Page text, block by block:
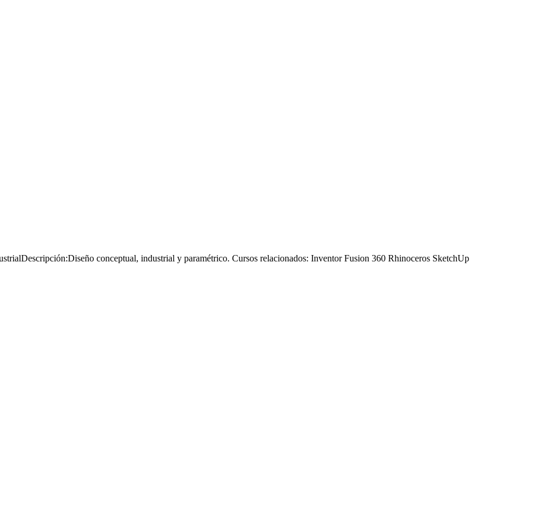
conceptual, industrial y paramétrico. Cursos relacionados: Inventor Fusion 360 Rhinoceros SketchUp